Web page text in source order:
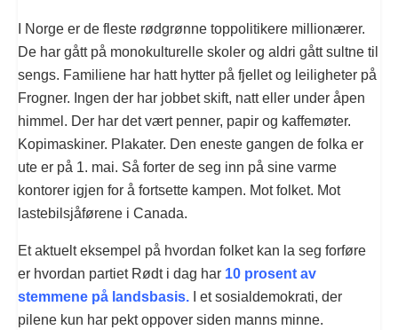
I Norge er de fleste rødgrønne toppolitikere millionærer.
De har gått på monokulturelle skoler og aldri gått sultne til
sengs. Familiene har hatt hytter på fjellet og leiligheter på
Frogner. Ingen der har jobbet skift, natt eller under åpen
himmel. Der har det vært penner, papir og kaffemøter.
Kopimaskiner. Plakater. Den eneste gangen de folka er
ute er på 1. mai. Så forter de seg inn på sine varme
kontorer igjen for å fortsette kampen. Mot folket. Mot
lastebilsjåførene i Canada.
Et aktuelt eksempel på hvordan folket kan la seg forføre
er hvordan partiet Rødt i dag har 10 prosent av
stemmene på landsbasis. I et sosialdemokrati, der
pilene kun har pekt oppover siden manns minne.